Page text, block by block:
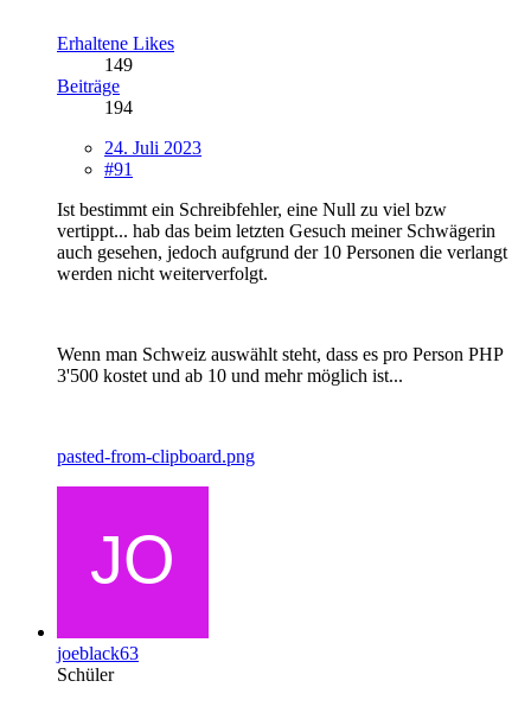
Erhaltene Likes
149
Beiträge
194
24. Juli 2023
#91
Ist bestimmt ein Schreibfehler, eine Null zu viel bzw
vertippt... hab das beim letzten Gesuch meiner Schwägerin
auch gesehen, jedoch aufgrund der 10 Personen die verlangt
werden nicht weiterverfolgt.
Wenn man Schweiz auswählt steht, dass es pro Person PHP
3'500 kostet und ab 10 und mehr möglich ist...
pasted-from-clipboard.png
joeblack63
Schüler